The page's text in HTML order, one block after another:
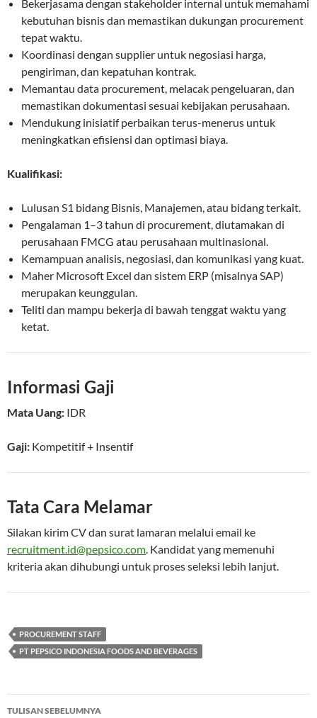
Bekerjasama dengan stakeholder internal untuk memahami
kebutuhan bisnis dan memastikan dukungan procurement
tepat waktu.
Koordinasi dengan supplier untuk negosiasi harga,
pengiriman, dan kepatuhan kontrak.
Memantau data procurement, melacak pengeluaran, dan
memastikan dokumentasi sesuai kebijakan perusahaan.
Mendukung inisiatif perbaikan terus-menerus untuk
meningkatkan efisiensi dan optimasi biaya.
Kualifikasi:
Lulusan S1 bidang Bisnis, Manajemen, atau bidang terkait.
Pengalaman 1–3 tahun di procurement, diutamakan di
perusahaan FMCG atau perusahaan multinasional.
Kemampuan analisis, negosiasi, dan komunikasi yang kuat.
Maher Microsoft Excel dan sistem ERP (misalnya SAP)
merupakan keunggulan.
Teliti dan mampu bekerja di bawah tenggat waktu yang
ketat.
Informasi Gaji
Mata Uang: IDR
Gaji: Kompetitif+ Insentif
Tata Cara Melamar
Silakan kirim CV dan surat lamaran melalui email ke
recruitment.id@pepsico.com. Kandidat yang memenuhi
kriteria akan dihubungi untuk proses seleksi lebih lanjut.
PROCUREMENT STAFF
PT PEPSICO INDONESIA FOODS AND BEVERAGES
Navigasi
TULISAN SEBELUMNYA